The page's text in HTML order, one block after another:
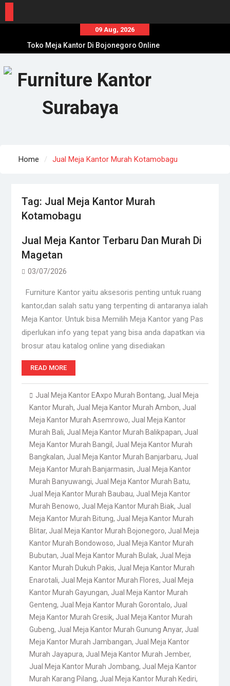
content
09 Aug, 2026
Toko Meja Kantor Di Bojonegoro Online
Terpercaya
Terpercaya
Home Jual Meja Kantor Murah Kotamobagu
Tag: Jual Meja Kantor Murah
Kotamobagu
Jual Meja Kantor Terbaru Dan Murah Di
Magetan
03/07/2026
Furniture Kantor yaitu aksesoris penting untuk ruang
kantor,dan salah satu yang terpenting di antaranya ialah
Meja Kantor. Untuk bisa Memilih Meja Kantor yang Pas
diperlukan info yang tepat yang bisa anda dapatkan via
brosur atau katalog online yang disediakan
READ MORE
Jual Meja Kantor EAxpo Murah Bontang, Jual Meja
Kantor Murah, Jual Meja Kantor Murah Ambon, Jual
Meja Kantor Murah Asemrowo, Jual Meja Kantor
Murah Bali, Jual Meja Kantor Murah Balikpapan, Jual
Meja Kantor Murah Bangil , Jual Meja Kantor Murah
Bangkalan, Jual Meja Kantor Murah Banjarbaru, Jual
Meja Kantor Murah Banjarmasin, Jual Meja Kantor
Murah Banyuwangi, Jual Meja Kantor Murah Batu,
Jual Meja Kantor Murah Baubau, Jual Meja Kantor
Murah Benowo, Jual Meja Kantor Murah Biak, Jual
Meja Kantor Murah Bitung, Jual Meja Kantor Murah
Blitar, Jual Meja Kantor Murah Bojonegoro, Jual Meja
Kantor Murah Bondowoso, Jual Meja Kantor Murah
Bubutan, Jual Meja Kantor Murah Bulak, Jual Meja
Kantor Murah Dukuh Pakis, Jual Meja Kantor Murah
Enarotali, Jual Meja Kantor Murah Flores, Jual Meja
Kantor Murah Gayungan, Jual Meja Kantor Murah
Genteng, Jual Meja Kantor Murah Gorontalo, Jual
Meja Kantor Murah Gresik, Jual Meja Kantor Murah
Gubeng, Jual Meja Kantor Murah Gunung Anyar, Jual
Meja Kantor Murah Jambangan, Jual Meja Kantor
Murah Jayapura, Jual Meja Kantor Murah Jember,
Jual Meja Kantor Murah Jombang, Jual Meja Kantor
Murah Karang Pilang, Jual Meja Kantor Murah Kediri,